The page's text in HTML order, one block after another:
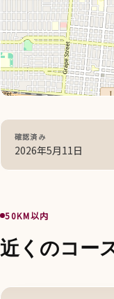
確認済み
2026年5月11日
50KM以内
近くのコー